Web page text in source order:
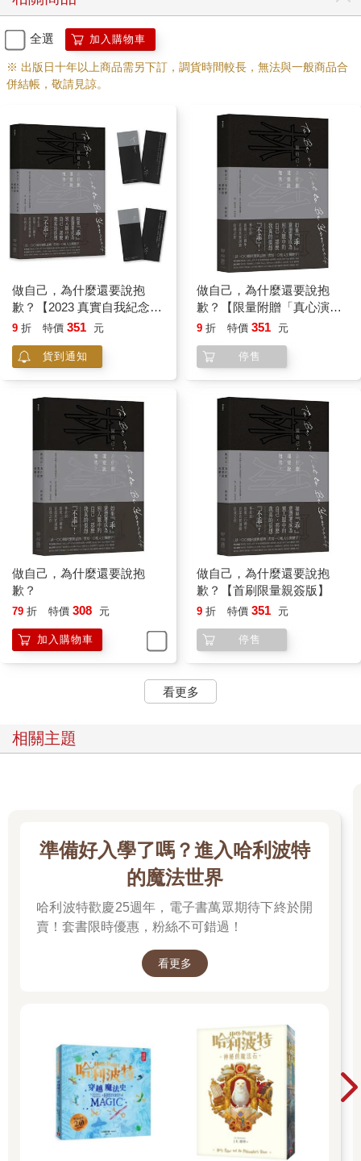
全選 加入購物車
※ 出版日十年以上商品需另下訂，調貨時間較長，無法與一般商品合
併結帳，敬請見諒。
做自己，為什麼還要說抱
歉？【2023 真實自我紀念
版】(特贈典藏燙印簽名書籤
9 折 特價 351 元
貨到通知
做自己，為什麼還要說抱
歉？【限量附贈「真心演
繹」緋紅書籤】
9 折 特價 351 元
停售
做自己，為什麼還要說抱
歉？
79 折 特價 308 元
加入購物車
做自己，為什麼還要說抱
歉？【首刷限量親簽版】
9 折 特價 351 元
停售
看更多
相關主題
準備好入學了嗎？進入哈利波特
的魔法世界
哈利波特歡慶25週年，電子書萬眾期待下終於開
賣！套書限時優惠，粉絲不可錯過！
看更多